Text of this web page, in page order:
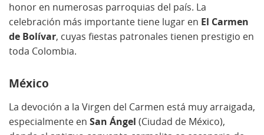
honor en numerosas parroquias del país. La
celebración más importante tiene lugar en El Carmen
de Bolívar, cuyas fiestas patronales tienen prestigio en
toda Colombia.
México
La devoción a la Virgen del Carmen está muy arraigada,
especialmente en San Ángel (Ciudad de México),